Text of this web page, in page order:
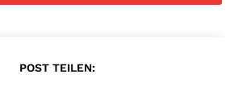
POST TEILEN: